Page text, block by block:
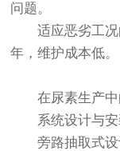
问题。
适应恶劣工
年，维护成本低。
在尿素生产
系统设计与
旁路抽取式